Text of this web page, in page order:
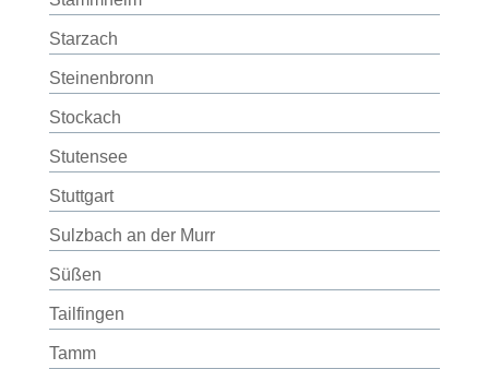
Starzach
Steinenbronn
Stockach
Stutensee
Stuttgart
Sulzbach an der Murr
Süßen
Tailfingen
Tamm